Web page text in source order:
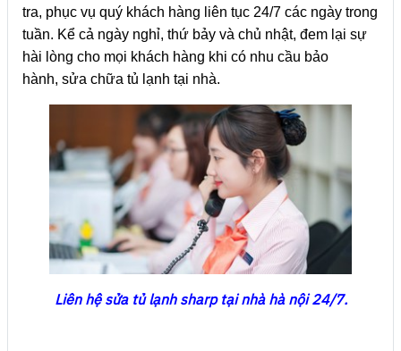
tra, phục vụ quý khách hàng liên tục 24/7 các ngày trong
tuần. Kể cả ngày nghỉ, thứ bảy và chủ nhật, đem lại sự
hài lòng cho mọi khách hàng khi có nhu cầu bảo
hành, sửa chữa tủ lạnh tại nhà.
Liên hệ sửa tủ lạnh sharp tại nhà hà nội 24/7.